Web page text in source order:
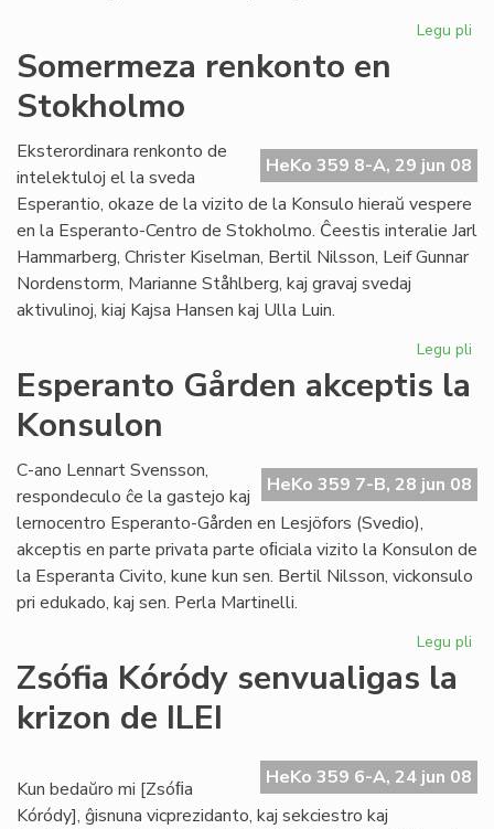
Legu pli
Somermeza renkonto en
Stokholmo
HeKo 359 8-A, 29 jun 08
Eksterordinara renkonto de
intelektuloj el la sveda
Esperantio, okaze de la vizito de la Konsulo hieraŭ vespere
en la Esperanto-Centro de Stokholmo. Ĉeestis interalie Jarl
Hammarberg, Christer Kiselman, Bertil Nilsson, Leif Gunnar
Nordenstorm, Marianne Ståhlberg, kaj gravaj svedaj
aktivulinoj, kiaj Kajsa Hansen kaj Ulla Luin.
Legu pli
Esperanto Gården akceptis la
Konsulon
HeKo 359 7-B, 28 jun 08
C-ano Lennart Svensson,
respondeculo ĉe la gastejo kaj
lernocentro Esperanto-Gården en Lesjöfors (Svedio),
akceptis en parte privata parte oﬁciala vizito la Konsulon de
la Esperanta Civito, kune kun sen. Bertil Nilsson, vickonsulo
pri edukado, kaj sen. Perla Martinelli.
Legu pli
Zsófia Kóródy senvualigas la
krizon de ILEI
HeKo 359 6-A, 24 jun 08
Kun bedaŭro mi [Zsóﬁa
Kóródy], ĝisnuna vicprezidanto, kaj sekciestro kaj